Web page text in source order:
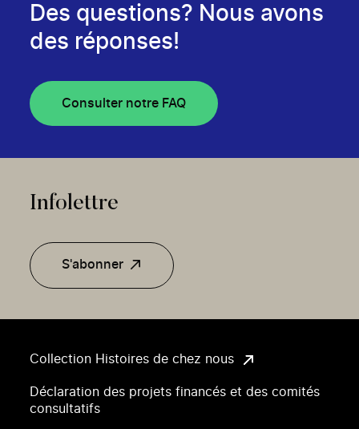
Collection Histoires de chez nous
Déclaration des projets financés et des comités
consultatifs
Des questions? Nous avons
des réponses!
Consulter notre FAQ
Infolettre
S'abonner